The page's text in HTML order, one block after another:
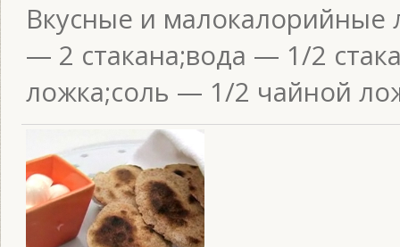
Вкусные и малокалорийные
— 2 стакана;вода — 1/2
ложка;соль — 1/2 чайной